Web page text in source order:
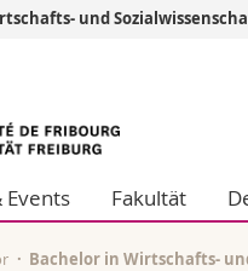
Theologische
Philosophische
Fak. für
Math.-Nat. und
und
Events Fakultät
Bachelor in Wirtschafts-